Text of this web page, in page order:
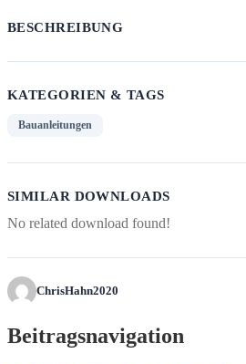
BESCHREIBUNG
KATEGORIEN & TAGS
Bauanleitungen
SIMILAR DOWNLOADS
No related download found!
ChrisHahn2020
Beitragsnavigation